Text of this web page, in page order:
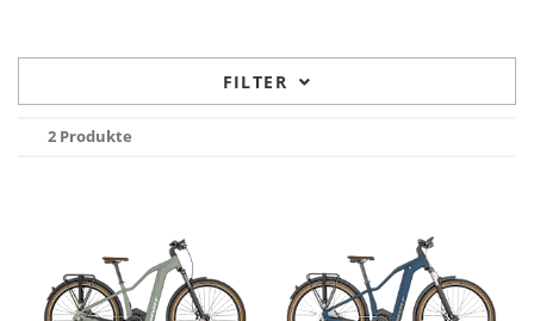
FILTER
2 Produkte